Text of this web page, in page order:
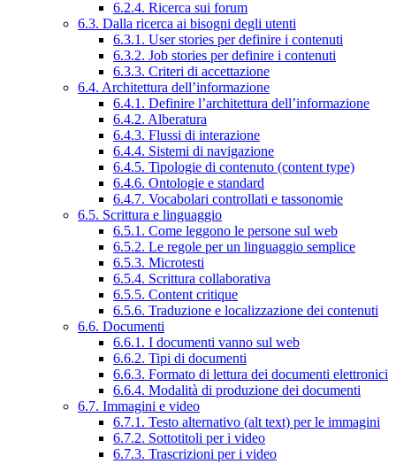
6.2.4. Ricerca sui forum
6.3. Dalla ricerca ai bisogni degli utenti
6.3.1. User stories per definire i contenuti
6.3.2. Job stories per definire i contenuti
6.3.3. Criteri di accettazione
6.4. Architettura dell’informazione
6.4.1. Definire l’architettura dell’informazione
6.4.2. Alberatura
6.4.3. Flussi di interazione
6.4.4. Sistemi di navigazione
6.4.5. Tipologie di contenuto (content type)
6.4.6. Ontologie e standard
6.4.7. Vocabolari controllati e tassonomie
6.5. Scrittura e linguaggio
6.5.1. Come leggono le persone sul web
6.5.2. Le regole per un linguaggio semplice
6.5.3. Microtesti
6.5.4. Scrittura collaborativa
6.5.5. Content critique
6.5.6. Traduzione e localizzazione dei contenuti
6.6. Documenti
6.6.1. I documenti vanno sul web
6.6.2. Tipi di documenti
6.6.3. Formato di lettura dei documenti elettronici
6.6.4. Modalità di produzione dei documenti
6.7. Immagini e video
6.7.1. Testo alternativo (alt text) per le immagini
6.7.2. Sottotitoli per i video
6.7.3. Trascrizioni per i video